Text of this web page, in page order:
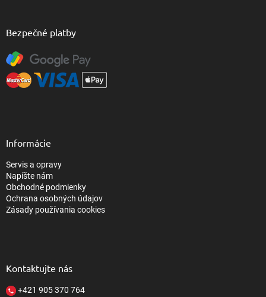
Bezpečné platby
Informácie
Servis a opravy
Napíšte nám
Obchodné podmienky
Ochrana osobných údajov
Zásady používania cookies
Kontaktujte nás
+421 905 370 764